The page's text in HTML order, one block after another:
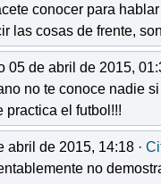
conocer para
las cosas de frente,
05 de abril de 2015,
no te conoce nadie
practica el futbol!!!
abril de 2015, 14:18 ·
no